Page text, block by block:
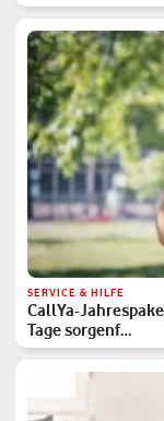
SERVICE & HILFE
CallYa-
Tage sorgenf…